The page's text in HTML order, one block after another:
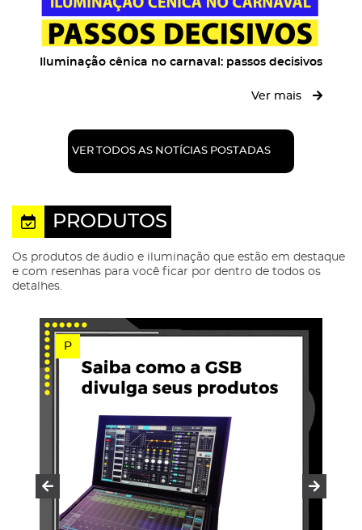
Iluminação cênica no carnaval: passos decisivos
Ver mais
VER TODOS AS NOTÍCIAS POSTADAS
PRODUTOS
Os produtos de áudio e iluminação que estão em destaque
e com resenhas para você ficar por dentro de todos os
detalhes.
P
Prev Next